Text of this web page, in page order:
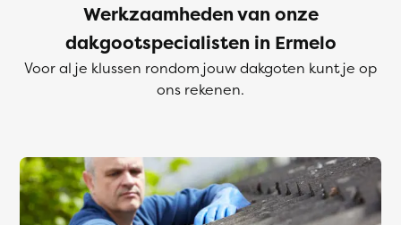
Werkzaamheden van onze
dakgootspecialisten in Ermelo
Voor al je klussen rondom jouw dakgoten kunt je op
ons rekenen.